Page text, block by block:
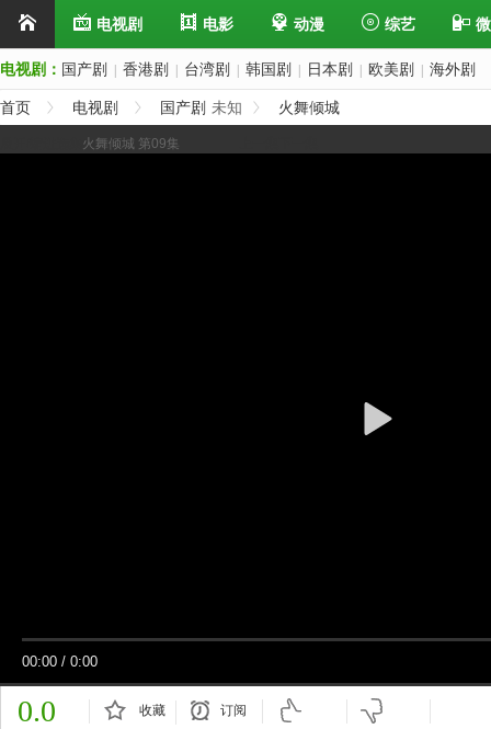
电视剧 电影 动漫 综艺
电视剧： 国产剧 香港剧 台湾剧 韩国剧 日本剧 欧美剧 海外剧
首页 电视剧 国产剧 未知 火舞倾城
火舞倾城 第09集
00:00 / 0:00
0.0 收藏 订阅